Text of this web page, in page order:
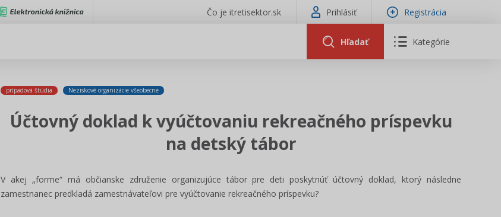
Čo je itretisektor.sk Prihlásiť Registrácia
Hľadať Kategórie
prípadová štúdia Neziskové organizácie všeobecne
Účtovný doklad k vyúčtovaniu rekreačného príspevku
na detský tábor
V akej „forme“ má občianske združenie organizujúce tábor pre deti poskytnúť účtovný doklad, ktorý následne
zamestnanec predkladá zamestnávateľovi pre vyúčtovanie rekreačného príspevku?